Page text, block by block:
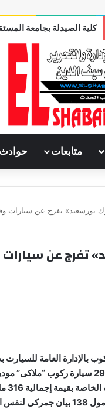
كلية الصيدلة بجامعة
متابعات حوادث
تفرج عن سيارات وقطع غيار
عن سيارات وقطع غيار
بالإدارة العامة
سيف
الدين
….
يكتب
مايسه